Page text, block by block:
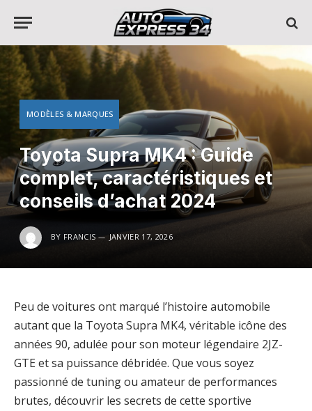
MODÈLES & MARQUES
Toyota Supra MK4 : Guide
complet, caractéristiques et
conseils d’achat 2024
BY FRANCIS JANVIER 17, 2026
Peu de voitures ont marqué l’histoire automobile
autant que la Toyota Supra MK4, véritable icône des
années 90, adulée pour son moteur légendaire 2JZ-
GTE et sa puissance débridée. Que vous soyez
passionné de tuning ou amateur de performances
brutes, découvrir les secrets de cette sportive